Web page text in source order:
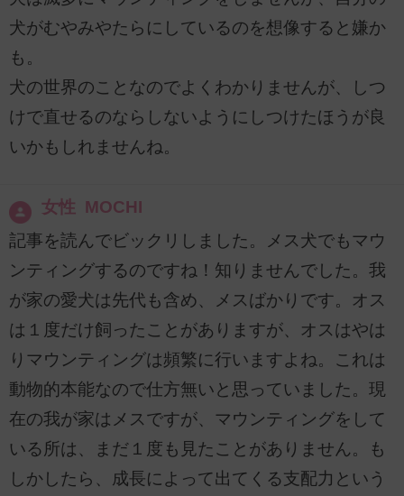
犬がむやみやたらにしているのを想像すると嫌か
も。
犬の世界のことなのでよくわかりませんが、しつ
けで直せるのならしないようにしつけたほうが良
いかもしれませんね。
女性 MOCHI
記事を読んでビックリしました。メス犬でもマウ
ンティングするのですね！知りませんでした。我
が家の愛犬は先代も含め、メスばかりです。オス
は１度だけ飼ったことがありますが、オスはやは
りマウンティングは頻繁に行いますよね。これは
動物的本能なので仕方無いと思っていました。現
在の我が家はメスですが、マウンティングをして
いる所は、まだ１度も見たことがありません。も
しかしたら、成長によって出てくる支配力という